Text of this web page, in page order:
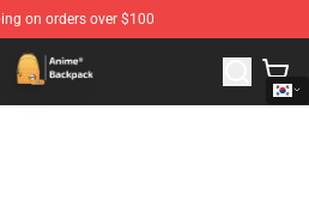
on orders over $100
- Official Anime Backpack Store